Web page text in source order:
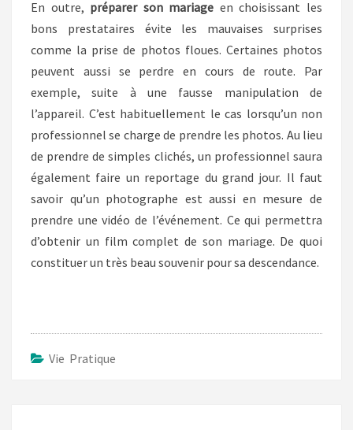
En outre, préparer son mariage en choisissant les
bons prestataires évite les mauvaises surprises
comme la prise de photos floues. Certaines photos
peuvent aussi se perdre en cours de route. Par
exemple, suite à une fausse manipulation de
l’appareil. C’est habituellement le cas lorsqu’un non
professionnel se charge de prendre les photos. Au lieu
de prendre de simples clichés, un professionnel saura
également faire un reportage du grand jour. Il faut
savoir qu’un photographe est aussi en mesure de
prendre une vidéo de l’événement. Ce qui permettra
d’obtenir un film complet de son mariage. De quoi
constituer un très beau souvenir pour sa descendance.
Vie Pratique